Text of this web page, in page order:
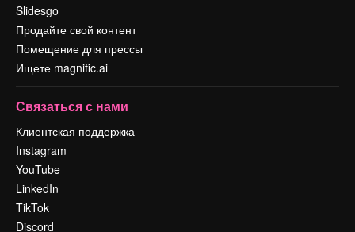
Slidesgo
Продайте свой контент
Помещение для прессы
Ищете magnific.ai
Связаться с нами
Клиентская поддержка
Instagram
YouTube
LinkedIn
TikTok
Discord